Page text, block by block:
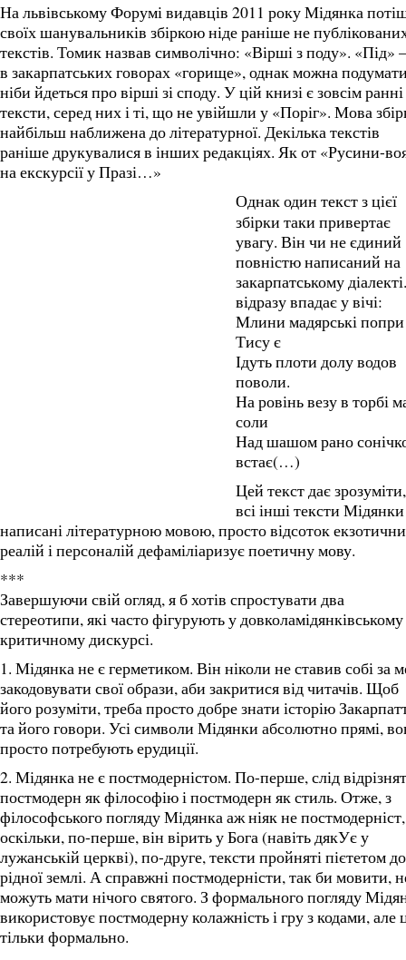
На львівському Форумі видавців 2011 року Мідянка
своїх шанувальників збіркою ніде раніше не
текстів. Томик назвав символічно: «Вірші з поду». «Під»
в закарпатських говорах «горище», однак можна
ніби йдеться про вірші зі споду. У цій книзі є зовсім ранні
тексти, серед них і ті, що не увійшли у «Поріг». Мова
найбільш наближена до літературної. Декілька текстів
раніше друкувалися в інших редакціях. Як от «Русини-
на екскурсії у Празі…»
Однак один текст з цієї
збірки таки привертає
увагу. Він чи не єдиний
повністю написаний на
закарпатському
відразу впадає у вічі:
Млини мадярські попри
Тису є
Ідуть плоти долу водов
поволи.
На ровінь везу в торбі
соли
Над шашом рано
встає(…)
Цей текст дає
всі інші тексти Мідянки
написані літературною мовою, просто відсоток
реалій і персоналій дефаміліаризує поетичну мову.
***
Завершуючи свій огляд, я б хотів спростувати два
стереотипи, які часто фігурують у довколамідянківському
критичному дискурсі.
1. Мідянка не є герметиком. Він ніколи не ставив собі за
закодовувати свої образи, аби закритися від читачів. Щоб
його розуміти, треба просто добре знати історію
та його говори. Усі символи Мідянки абсолютно прямі,
просто потребують ерудиції.
2. Мідянка не є постмодерністом. По-перше, слід
постмодерн як філософію і постмодерн як стиль. Отже, з
філософського погляду Мідянка аж ніяк не постмодерніст,
оскільки, по-перше, він вірить у Бога (навіть дякУє у
лужанській церкві), по-друге, тексти пройняті пієтетом до
рідної землі. А справжні постмодерністи, так би мовити,
можуть мати нічого святого. З формального погляду
використовує постмодерну колажність і гру з кодами, але
тільки формально.